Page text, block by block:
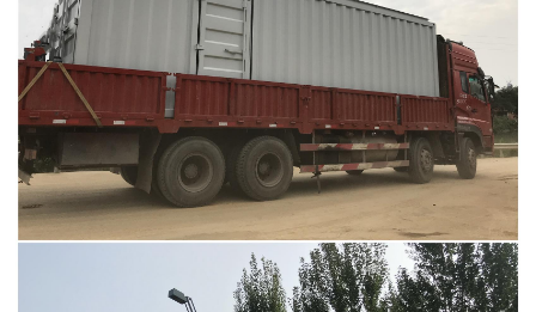
成都源蓉科技有限公司超磁净化废水设备，是在全面总结国内外盘式
磁分离机优缺点的基础上，经充分的技术论证和现场运行检验，由本
公司成功开发，优于传统超磁设备。并且在多个项目上成功运行，获